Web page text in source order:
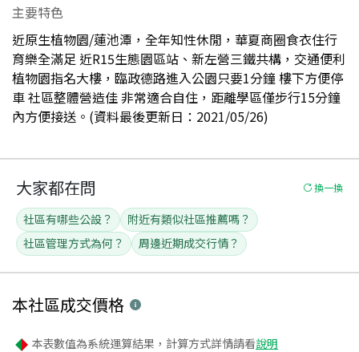
主要特色
近原生植物園/蓮池潭，全年知性休閒，華夏商圈食衣住行
育樂全滿足 近R15生態園區站、新左營三鐵共構，交通便利
植物園指名大樓，臨政德路進入公園只要1分鐘 樓下方便停
車 社區整體營造佳 非常適合自住，距離學區僅步行15分鐘
內方便接送。(資料最後更新日：2021/05/26)
大家都在問 換一換
社區有哪些公設？
附近有類似社區推薦嗎？
社區管理方式為何？
周邊近期成交行情？
本社區成交價格
本表數值為系統運算結果，計算方式詳情請看說明